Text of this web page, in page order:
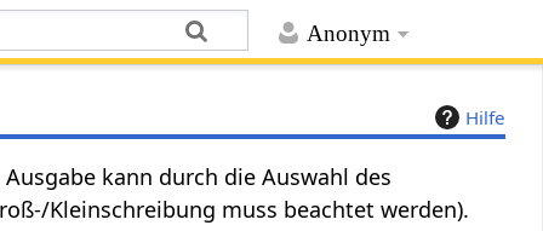
Anonym
Hilfe
kann durch die Auswahl des
Kleinschreibung muss beachtet werden).